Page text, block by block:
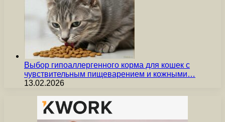
Выбор гипоаллергенного корма для кошек с
чувствительным пищеварением и кожными…
13.02.2026